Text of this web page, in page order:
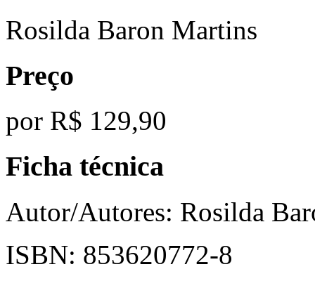
Rosilda Baron Martins
Preço
por R$ 129,90
Ficha técnica
Autor/Autores: Rosilda
ISBN: 853620772-8